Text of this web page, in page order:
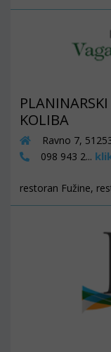
KOLIBA
Ravno 7,
098 943 2...
restoran Fužine,